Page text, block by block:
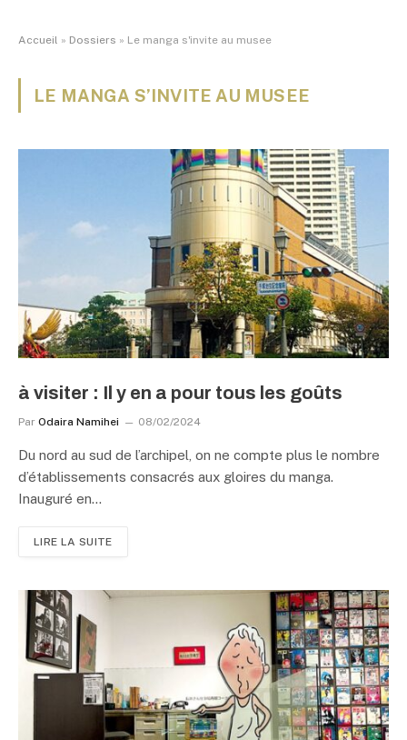
Accueil » Dossiers » Le manga s'invite au musee
LE MANGA S’INVITE AU MUSEE
à visiter : Il y en a pour tous les goûts
Par Odaira Namihei 08/02/2024
Du nord au sud de l’archipel, on ne compte plus le nombre
d’établissements consacrés aux gloires du manga.
Inauguré en…
LIRE LA SUITE